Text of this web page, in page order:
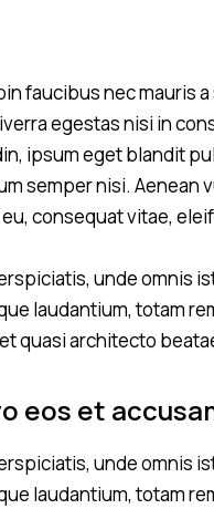
faucibus nec mauris
egestas nisi in
ipsum eget blandit
semper nisi. Aenean
consequat vitae,
unde omnis
laudantium, totam
quasi architecto
eos et
unde omnis
laudantium, totam